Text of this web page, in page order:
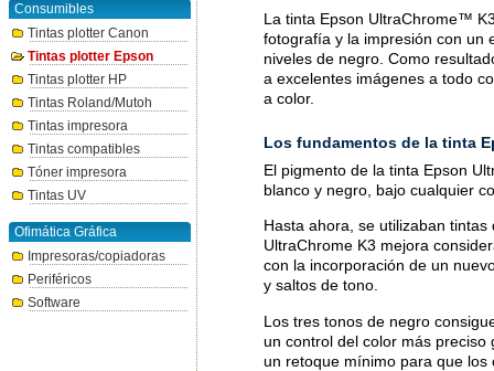
Consumibles
Tintas plotter Canon
Tintas plotter Epson
Tintas plotter HP
Tintas Roland/Mutoh
Tintas impresora
Tintas compatibles
Tóner impresora
Tintas UV
Ofimática Gráfica
Impresoras/copiadoras
Periféricos
Software
La tinta Epson UltraChrome™
fotografía y la impresión con un
niveles de negro. Como
a excelentes imágenes a todo
a color.
Los fundamentos de la tinta
El pigmento de la tinta Epson
blanco y negro, bajo cualquier
Hasta ahora, se utilizaban
UltraChrome K3 mejora
con la incorporación de un
y saltos de tono.
Los tres tonos de negro
un control del color más
un retoque mínimo para que